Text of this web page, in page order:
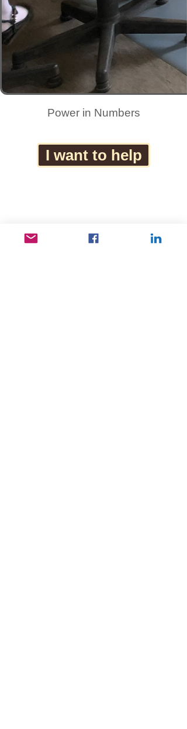
Power in Numbers
I want to help